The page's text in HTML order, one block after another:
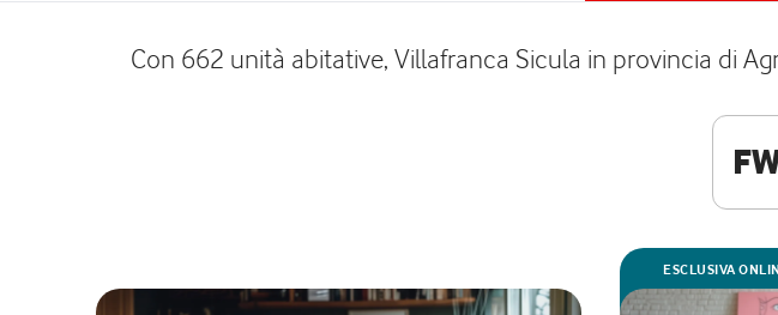
Con 662 unità abitative, Villafranca Sicula in provincia di
ESCLUSIVA